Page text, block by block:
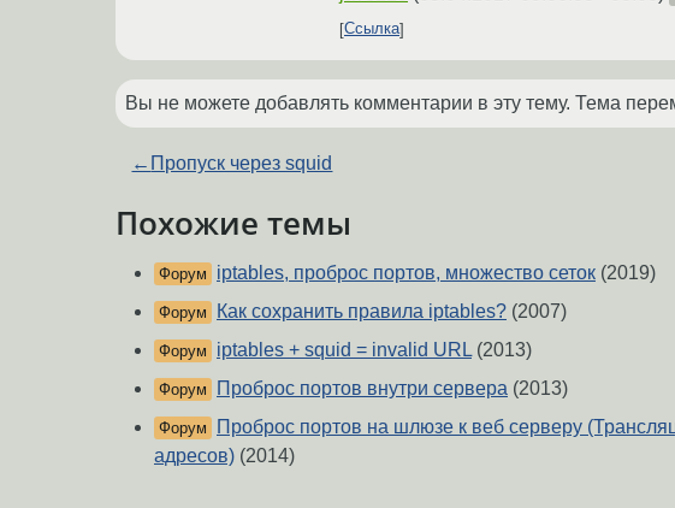
Ссылка
Вы не можете добавлять комментарии в эту тему. Тема
← Пропуск через squid
Похожие темы
Форум iptables, проброс портов, множество сеток (2019)
Форум Как сохранить правила iptables? (2007)
Форум iptables + squid = invalid URL(2013)
Форум Проброс портов внутри сервера (2013)
Форум
Проброс портов на шлюзе к веб серверу
адресов) (2014)